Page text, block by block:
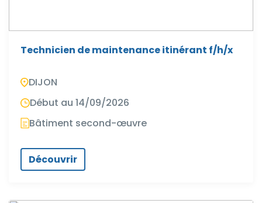
Technicien de maintenance itinérant f/h/x
DIJON
Début au 14/09/2026
Bâtiment second-œuvre
Découvrir